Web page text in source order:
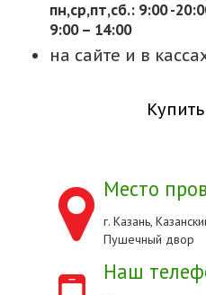
пн,cр,пт,сб.: 9:00 -
9:00 – 14:00
на сайте и в
Место
г. Казань,
Пушечный двор
Наш